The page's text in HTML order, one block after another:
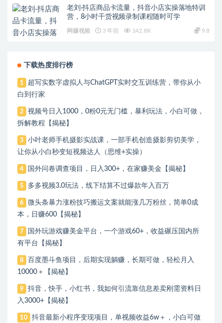
老刘·抖店商品卡流量，​抖音小店实操落地特训
营，8小时干货视频录制课程随时可学
网赚视频 3 年前 142.8K 9.8
下载热度排行榜
1
超写实数字虚拟人与ChatGPT实时交互训练营，带你从小
白到行家
2
视频号日入1000，0粉0元无门槛，暴利玩法，小白可做，
拆解教程【揭秘】
3
小叶老师手机摄影实战课，一部手机创造摄影剪切美学，
让你从小白秒变短视频达人（思维+实操）
4 国外问卷调查项目，日入300+，在家赚美金【揭秘】
5 多多视频3.0玩法，线下结算不过爆款年入百万
6
微头条暴力涨粉技巧搬运文案就能涨几万粉丝，简单0成
本，日赚600【揭秘】
7
国外玩游戏赚美金平台，一个游戏60+，收益碾压国内所
有平台【揭秘】
8
百度墨斗鱼项目，后期实现躺赚，长期可做，轻松月入
10000＋【揭秘】
9
抖音，快手，小红书，我如何引流靠信息差卖刚需资料日
入3000+【揭秘】
10 抖音最新小程序变现项目，单视频收益6w＋，小白可做